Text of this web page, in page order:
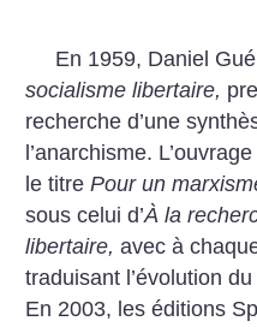
En 1959, Daniel
socialisme libertaire,
recherche d’une
l’anarchisme.
le titrePour un
sous celui d’À la
libertaire, avec à
traduisant l’évolution
En 2003, les éditions